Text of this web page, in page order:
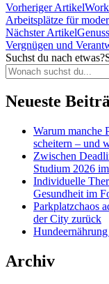
Vorheriger Artikel
Arbeitsplätze für
Nächster Artikel
Vergnügen und
Suchst du nach etwas?
Neueste
Warum manche
scheitern – und
Zwischen
Studium 2026
Individuelle
Gesundheit im
Parkplatzchaos
der City zurück
Archiv